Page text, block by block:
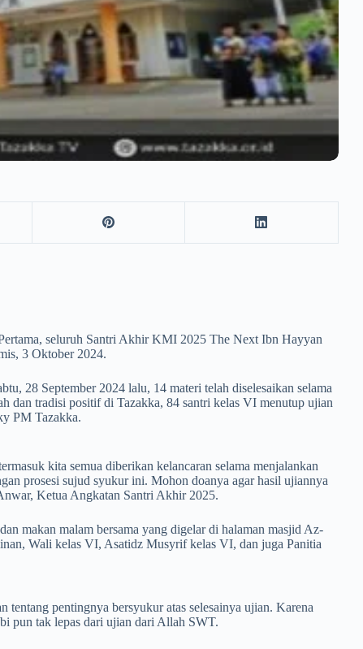
seluruh Santri Akhir KMI 2025 The Next Ibn Hayyan
3 Oktober 2024.
28 September 2024 lalu, 14 materi telah diselesaikan selama
dan tradisi positif di Tazakka, 84 santri kelas VI menutup ujian
PM Tazakka.
kita semua diberikan kelancaran selama menjalankan
prosesi sujud syukur ini. Mohon doanya agar hasil ujiannya
Ketua Angkatan Santri Akhir 2025.
makan malam bersama yang digelar di halaman masjid Az-
Wali kelas VI, Asatidz Musyrif kelas VI, dan juga Panitia
tentang pentingnya bersyukur atas selesainya ujian. Karena
pun tak lepas dari ujian dari Allah SWT.